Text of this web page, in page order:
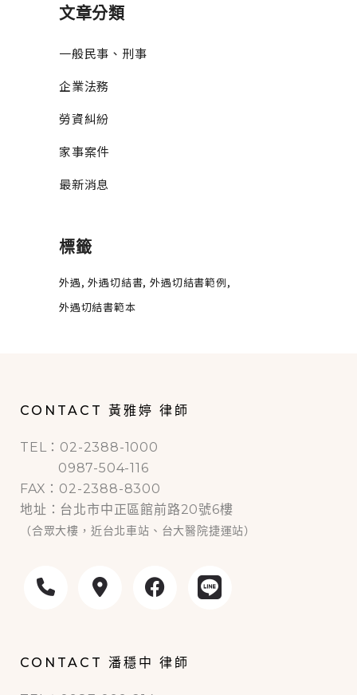
文章分類
一般民事、刑事
企業法務
勞資糾紛
家事案件
最新消息
標籤
外遇 外遇切結書 外遇切結書範例
外遇切結書範本
CONTACT 黃雅婷 律師
TEL：02-2388-1000
0987-504-116
FAX：02-2388-8300
地址：台北市中正區館前路20號6樓
（合眾大樓，近台北車站、台大醫院捷運站）
CONTACT 潘穩中 律師